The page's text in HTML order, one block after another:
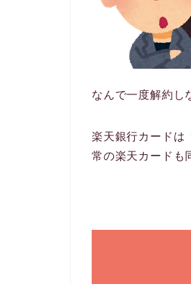
なんで一度解約し
楽天銀行カードは
常の楽天カードも